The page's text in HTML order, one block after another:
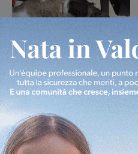
Ennesimo atto di
violenza contro gli
animali: a Montalto
gatto colpito da pallini.
Enpa: “Atto
ingiustificabile”
Cronaca 5 Agosto 2026